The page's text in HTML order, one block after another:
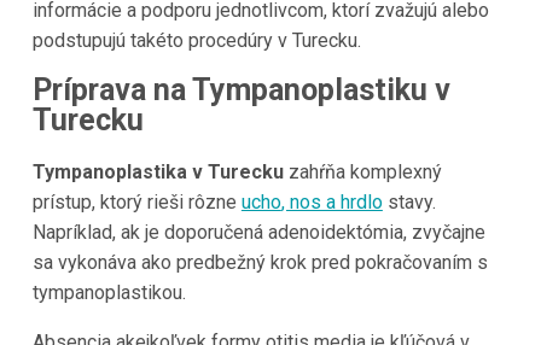
informácie a podporu jednotlivcom, ktorí zvažujú alebo
podstupujú takéto procedúry v Turecku.
Príprava na Tympanoplastiku v
Turecku
Tympanoplastika v Tureckuzahŕňa komplexný
prístup, ktorý rieši rôzne ucho, nos a hrdlostavy.
Napríklad, ak je doporučená adenoidektómia, zvyčajne
sa vykonáva ako predbežný krok pred pokračovaním s
tympanoplastikou.